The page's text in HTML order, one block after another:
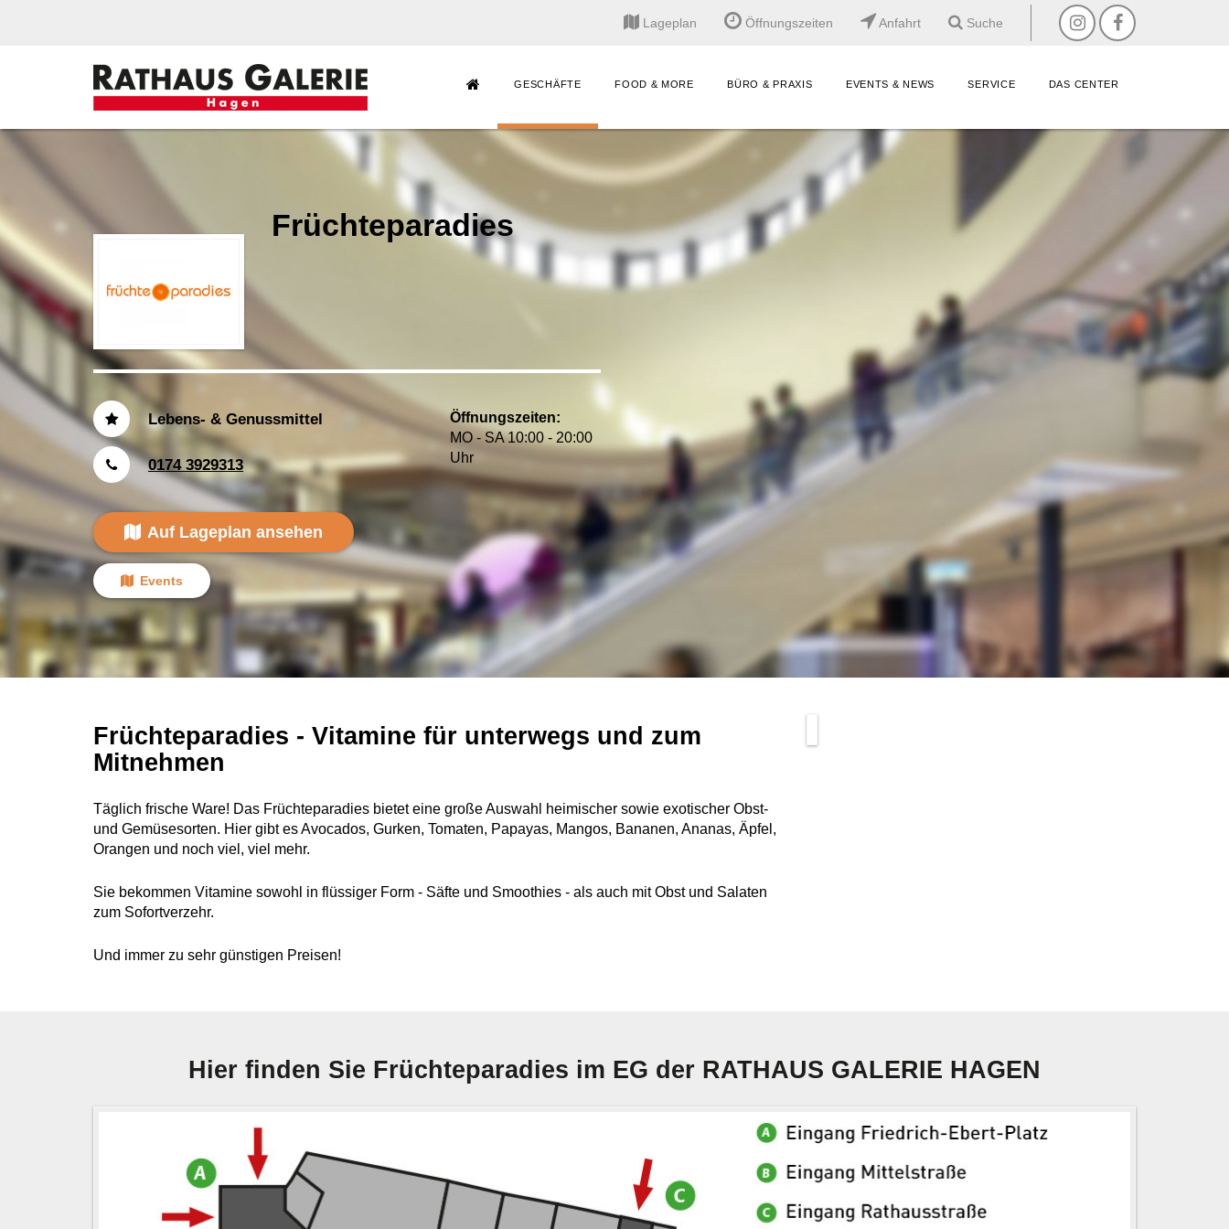
Lageplan Öffnungszeiten Anfahrt Suche
GESCHÄFTE FOOD & MORE BÜRO & PRAXIS EVENTS & NEWS SERVICE DAS CENTER
Früchteparadies
Lebens- & Genussmittel
0174 3929313
Öffnungszeiten:
MO - SA 10:00 - 20:00
Uhr
Auf Lageplan ansehen
Events
Früchteparadies - Vitamine für unterwegs und zum
Mitnehmen
Täglich frische Ware! Das Früchteparadies bietet eine große Auswahl heimischer sowie exotischer Obst-
und Gemüsesorten. Hier gibt es Avocados, Gurken, Tomaten, Papayas, Mangos, Bananen, Ananas, Äpfel,
Orangen und noch viel, viel mehr.
Sie bekommen Vitamine sowohl in flüssiger Form - Säfte und Smoothies - als auch mit Obst und Salaten
zum Sofortverzehr.
Und immer zu sehr günstigen Preisen!
Hier finden Sie Früchteparadies im EG der RATHAUS GALERIE HAGEN